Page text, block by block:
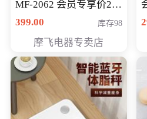
MF-2062 会员专享价268
元
399.00 库存98
摩飞电器专卖店